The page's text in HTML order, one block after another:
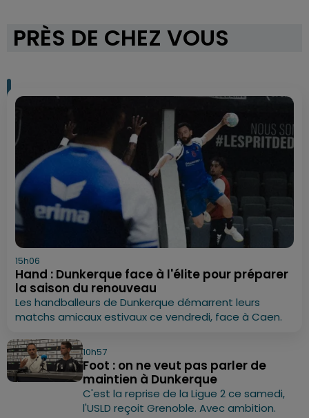
PRÈS DE CHEZ VOUS
15h06
Hand : Dunkerque face à l'élite pour préparer
la saison du renouveau
Les handballeurs de Dunkerque démarrent leurs
matchs amicaux estivaux ce vendredi, face à Caen.
10h57
Foot : on ne veut pas parler de
maintien à Dunkerque
C'est la reprise de la Ligue 2 ce samedi,
l'USLD reçoit Grenoble. Avec ambition.